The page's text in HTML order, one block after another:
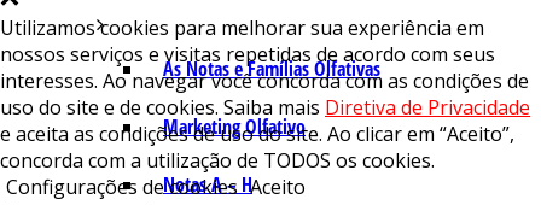
As Notas e Famílias Olfativas
Marketing Olfativo
Notas A – H
Utilizamos cookies para melhorar sua experiência em
nossos serviços e visitas repetidas de acordo com seus
interesses. Ao navegar você concorda com as condições de
uso do site e de cookies. Saiba mais Diretiva de Privacidade
e aceita as condições de uso do site. Ao clicar em “Aceito”,
concorda com a utilização de TODOS os cookies.
Configurações de cookies Aceito